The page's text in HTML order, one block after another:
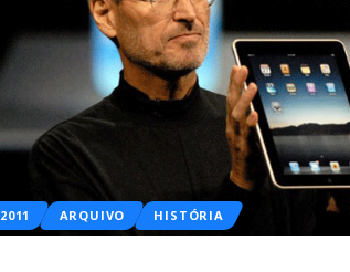
2011 ARQUIVO HISTÓRIA